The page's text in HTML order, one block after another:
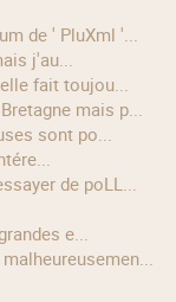
de ' PluXml '...
j'au...
fait toujou...
mais p...
sont po...
de poLL...
e...